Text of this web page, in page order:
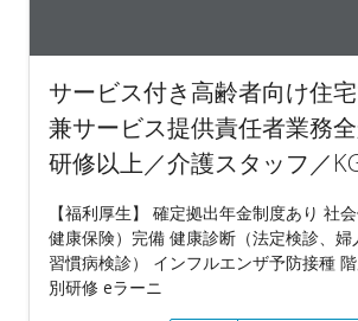
サービス付き高齢者向け住
兼サービス提供責任者業務
研修以上／介護スタッフ／
【福利厚生】 確定拠出年金制度あり 社
健康保険）完備 健康診断（法定検診、
習慣病検診） インフルエンザ予防接種
別研修 eラーニ